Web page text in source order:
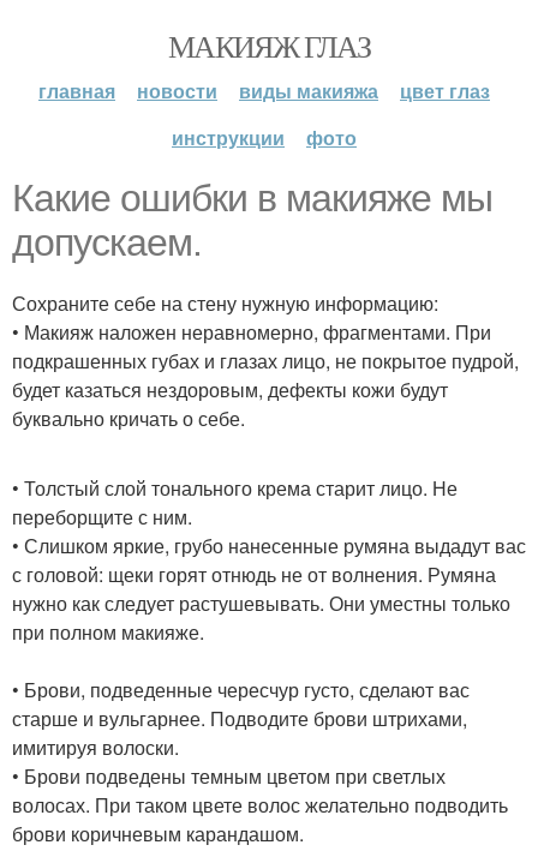
МАКИЯЖ ГЛАЗ
главная новости виды макияжа
цвет глаз
инструкции
фото
Какие ошибки в макияже мы
допускаем.
Сохраните себе на стену нужную информацию:
• Макияж наложен неравномерно, фрагментами. При
подкрашенных губах и глазах лицо, не покрытое пудрой,
будет казаться нездоровым, дефекты кожи будут
буквально кричать о себе.
• Толстый слой тонального крема старит лицо. Не
переборщите с ним.
• Слишком яркие, грубо нанесенные румяна выдадут вас
с головой: щеки горят отнюдь не от волнения. Румяна
нужно как следует растушевывать. Они уместны только
при полном макияже.
• Брови, подведенные чересчур густо, сделают вас
старше и вульгарнее. Подводите брови штрихами,
имитируя волоски.
• Брови подведены темным цветом при светлых
волосах. При таком цвете волос желательно подводить
брови коричневым карандашом.